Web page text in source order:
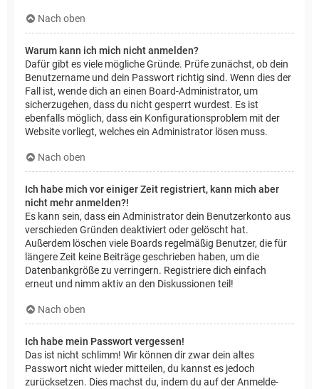
Nach oben
Warum kann ich mich nicht anmelden?
Dafür gibt es viele mögliche Gründe. Prüfe zunächst, ob dein
Benutzername und dein Passwort richtig sind. Wenn dies der
Fall ist, wende dich an einen Board-Administrator, um
sicherzugehen, dass du nicht gesperrt wurdest. Es ist
ebenfalls möglich, dass ein Konfigurationsproblem mit der
Website vorliegt, welches ein Administrator lösen muss.
Nach oben
Ich habe mich vor einiger Zeit registriert, kann mich aber
nicht mehr anmelden?!
Es kann sein, dass ein Administrator dein Benutzerkonto aus
verschieden Gründen deaktiviert oder gelöscht hat.
Außerdem löschen viele Boards regelmäßig Benutzer, die für
längere Zeit keine Beiträge geschrieben haben, um die
Datenbankgröße zu verringern. Registriere dich einfach
erneut und nimm aktiv an den Diskussionen teil!
Nach oben
Ich habe mein Passwort vergessen!
Das ist nicht schlimm! Wir können dir zwar dein altes
Passwort nicht wieder mitteilen, du kannst es jedoch
zurücksetzen. Dies machst du, indem du auf der Anmelde-